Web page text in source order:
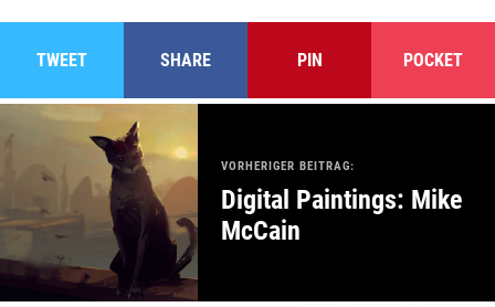
TWEET SHARE PIN POCKET
VORHERIGER BEITRAG:
Digital Paintings: Mike
McCain